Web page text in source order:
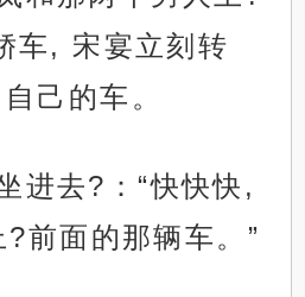
车, 宋宴立刻转
己的车。
进去?：“快快快,
前面的那辆车。”